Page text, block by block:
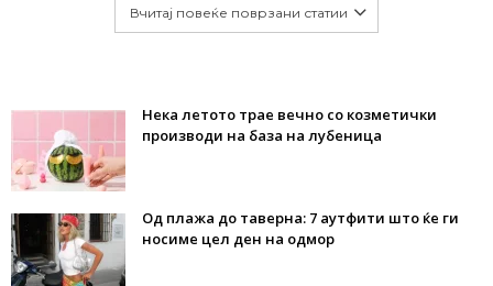
Вчитај повеќе поврзани статии
Нека летото трае вечно со козметички
производи на база на лубеница
Од плажа до таверна: 7 аутфити што ќе ги
носиме цел ден на одмор